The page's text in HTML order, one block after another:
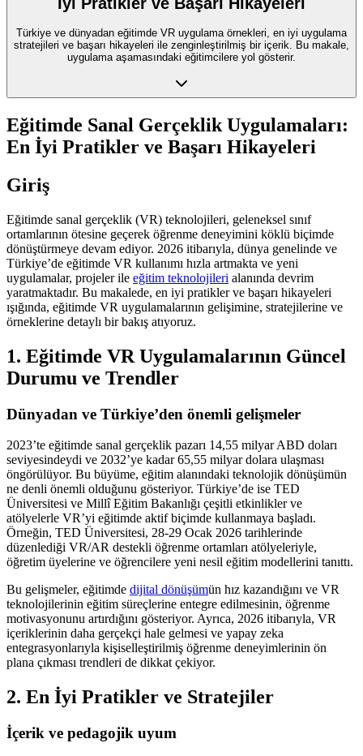
Türkiye ve dünyadan eğitimde VR uygulama örnekleri, en iyi uygulama
stratejileri ve başarı hikayeleri ile zenginleştirilmiş bir içerik. Bu makale,
uygulama aşamasındaki eğitimcilere yol gösterir.
Eğitimde Sanal Gerçeklik Uygulamaları:
En İyi Pratikler ve Başarı Hikayeleri
Giriş
Eğitimde sanal gerçeklik (VR) teknolojileri, geleneksel sınıf
ortamlarının ötesine geçerek öğrenme deneyimini köklü biçimde
dönüştürmeye devam ediyor. 2026 itibarıyla, dünya genelinde ve
Türkiye’de eğitimde VR kullanımı hızla artmakta ve yeni
uygulamalar, projeler ile eğitim teknolojileri alanında devrim
yaratmaktadır. Bu makalede, en iyi pratikler ve başarı hikayeleri
ışığında, eğitimde VR uygulamalarının gelişimine, stratejilerine ve
örneklerine detaylı bir bakış atıyoruz.
1. Eğitimde VR Uygulamalarının Güncel
Durumu ve Trendler
Dünyadan ve Türkiye’den önemli gelişmeler
2023’te eğitimde sanal gerçeklik pazarı 14,55 milyar ABD doları
seviyesindeydi ve 2032’ye kadar 65,55 milyar dolara ulaşması
öngörülüyor. Bu büyüme, eğitim alanındaki teknolojik dönüşümün
ne denli önemli olduğunu gösteriyor. Türkiye’de ise TED
Üniversitesi ve Millî Eğitim Bakanlığı çeşitli etkinlikler ve
atölyelerle VR’yi eğitimde aktif biçimde kullanmaya başladı.
Örneğin, TED Üniversitesi, 28-29 Ocak 2026 tarihlerinde
düzenlediği VR/AR destekli öğrenme ortamları atölyeleriyle,
öğretim üyelerine ve öğrencilere yeni nesil eğitim modellerini tanıttı.
Bu gelişmeler, eğitimde dijital dönüşümün hız kazandığını ve VR
teknolojilerinin eğitim süreçlerine entegre edilmesinin, öğrenme
motivasyonunu artırdığını gösteriyor. Ayrıca, 2026 itibarıyla, VR
içeriklerinin daha gerçekçi hale gelmesi ve yapay zeka
entegrasyonlarıyla kişiselleştirilmiş öğrenme deneyimlerinin ön
plana çıkması trendleri de dikkat çekiyor.
2. En İyi Pratikler ve Stratejiler
İçerik ve pedagojik uyum